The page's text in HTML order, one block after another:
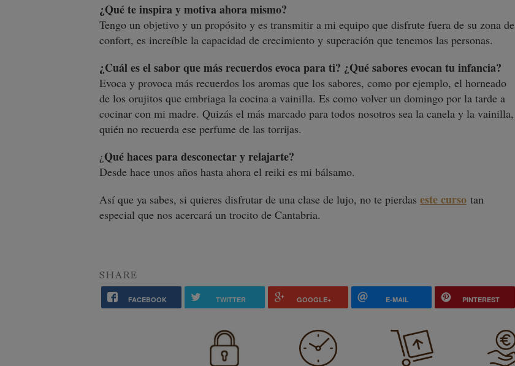
¿Qué te inspira y motiva ahora mismo?
Tengo un objetivo y un propósito y es transmitir a mi equipo que disfrute fuera de su zona de
confort, es increíble la capacidad de crecimiento y superación que tenemos las personas.
¿Cuál es el sabor que más recuerdos evoca para ti? ¿Qué sabores evocan tu infancia?
Evoca y provoca más recuerdos los aromas que los sabores, como por ejemplo, el horneado
de los orujitos que embriaga la cocina a vainilla. Es como volver un domingo por la tarde a
cocinar con mi madre. Quizás el más marcado para todos nosotros sea la canela y la vainilla,
quién no recuerda ese perfume de las torrijas.
¿Qué haces para desconectar y relajarte?
Desde hace unos años hasta ahora el reiki es mi bálsamo.
Así que ya sabes, si quieres disfrutar de una clase de lujo, no te pierdas este curso tan
especial que nos acercará un trocito de Cantabria.
SHARE
FACEBOOK TWITTER GOOGLE+ E-MAIL PINTEREST